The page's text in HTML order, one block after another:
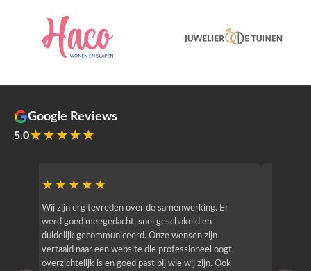
Google Reviews
5.0★★★★★
★★★★★
Wij zijn erg tevreden over de samenwerking. Er
werd goed meegedacht, snel geschakeld en
duidelijk gecommuniceerd. Onze wensen zijn
vertaald naar een website die professioneel oogt,
overzichtelijk is en goed past bij wie wij zijn. Ook